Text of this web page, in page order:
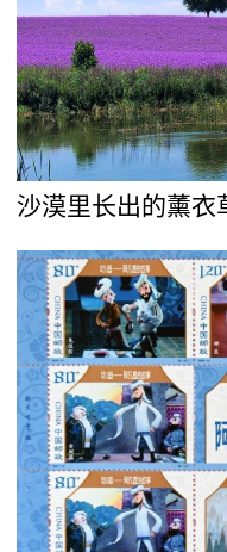
沙漠里长出的薰衣